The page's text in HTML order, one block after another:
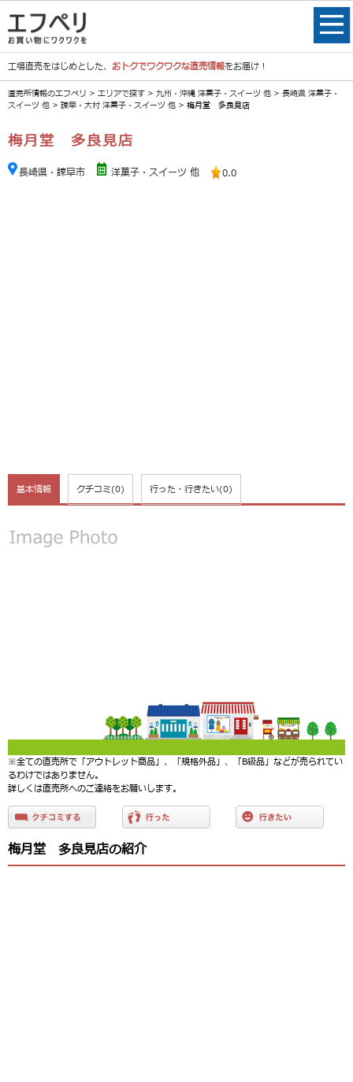
工場直売をはじめとした、 おトクでワクワクな直売情報をお届け！
直売所情報のエフペリ > エリアで探す > 九州・沖縄 洋菓子・スイーツ 他 > 長崎県 洋菓子・
スイーツ 他 > 諫早・大村 洋菓子・スイーツ 他 > 梅月堂 多良見店
梅月堂 多良見店
長崎県・諫早市 洋菓子・スイーツ 他 0.0
基本情報 クチコミ(0) 行った・行きたい(0)
※全ての直売所で「アウトレット商品」、「規格外品」、「B級品」などが売られてい
るわけではありません。
詳しくは直売所へのご連絡をお願いします。
梅月堂 多良見店の紹介